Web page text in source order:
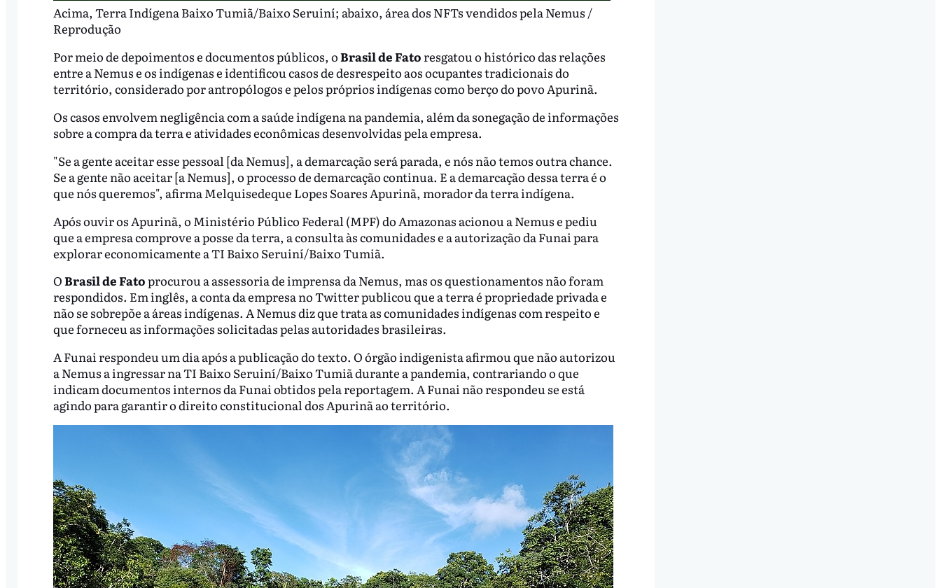
Acima, Terra Indígena Baixo Tumiã/Baixo Seruiní; abaixo, área dos NFTs vendidos pela Nemus /
Reprodução
Por meio de depoimentos e documentos públicos, oBrasil de Fato resgatou o histórico das relações
entre a Nemus e os indígenas e identificou casos de desrespeito aos ocupantes tradicionais do
território, considerado por antropólogos e pelos próprios indígenas como berço do povo Apurinã.
Os casos envolvem negligência com a saúde indígena na pandemia, além da sonegação de informações
sobre a compra da terra e atividades econômicas desenvolvidas pela empresa.
"Se a gente aceitar esse pessoal [da Nemus], a demarcação será parada, e nós não temos outra chance.
Se a gente não aceitar [a Nemus], o processo de demarcação continua. E a demarcação dessa terra é o
que nós queremos", afirma Melquisedeque Lopes Soares Apurinã, morador da terra indígena.
Após ouvir os Apurinã, o Ministério Público Federal (MPF) do Amazonas acionou a Nemus e pediu
que a empresa comprove a posse da terra, a consulta às comunidades e a autorização da Funai para
explorar economicamente a TI Baixo Seruiní/Baixo Tumiã.
OBrasil de Fatoprocurou a assessoria de imprensa da Nemus, mas os questionamentos não foram
respondidos. Em inglês, a conta da empresa no Twitter publicou que a terra é propriedade privada e
não se sobrepõe a áreas indígenas. A Nemus diz que trata as comunidades indígenas com respeito e
que forneceu as informações solicitadas pelas autoridades brasileiras.
A Funai respondeu um dia após a publicação do texto. O órgão indigenista afirmou que não autorizou
a Nemus a ingressar na TI Baixo Seruiní/Baixo Tumiã durante a pandemia, contrariando o que
indicam documentos internos da Funai obtidos pela reportagem. A Funai não respondeu se está
agindo para garantir o direito constitucional dos Apurinã ao território.